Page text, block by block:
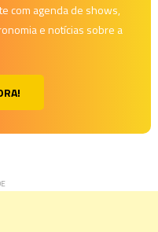
com agenda de shows,
e notícias sobre a